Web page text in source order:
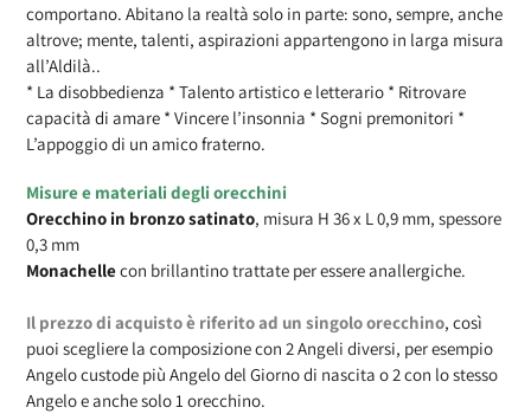
comportano. Abitano la realtà solo in parte: sono, sempre, anche
altrove; mente, talenti, aspirazioni appartengono in larga misura
all’Aldilà..
* La disobbedienza * Talento artistico e letterario * Ritrovare
capacità di amare * Vincere l’insonnia * Sogni premonitori *
L’appoggio di un amico fraterno.
Misure e materiali degli orecchini
Orecchino in bronzosatinato, misura H 36 x L 0,9 mm, spessore
0,3 mm
Monachellecon brillantino trattate per essere anallergiche.
Il prezzo di acquisto è riferito ad un singolo orecchino, così
puoi scegliere la composizione con 2 Angeli diversi, per esempio
Angelo custode più Angelo del Giorno di nascita o 2 con lo stesso
Angelo e anche solo 1 orecchino.